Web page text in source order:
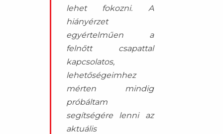
lehet fokozni. A
hiányérzet
egyértelműen a
felnőtt csapattal
kapcsolatos,
lehetőségeimhez
mérten mindig
próbáltam
segítségére lenni az
aktuális